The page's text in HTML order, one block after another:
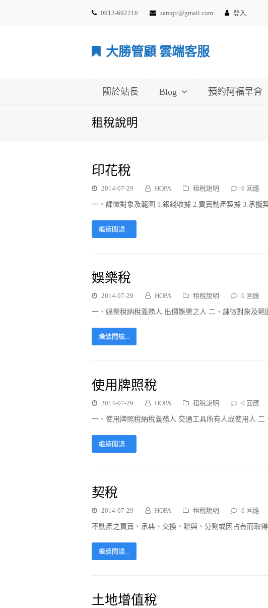
0913-692216 samqtt@gmail.com 登入
大勝管顧 雲端客服
關於站長 Blog 預約阿福早會
租稅說明
印花稅
2014-07-29 HOPA 租稅說明 0 回應
一、課徵對象及範圍 1.銀錢收據 2.買賣動產契據 3.承攬
繼續閱讀...
娛樂稅
2014-07-29 HOPA 租稅說明 0 回應
一、娛樂稅納稅義務人 出價娛樂之人 二、課徵對象及範
繼續閱讀...
使用牌照稅
2014-07-29 HOPA 租稅說明 0 回應
一、使用牌照稅納稅義務人 交通工具所有人或使用人
繼續閱讀...
契稅
2014-07-29 HOPA 租稅說明 0 回應
不動產之買賣、承典、交換、贈與、分割或因占有而取
繼續閱讀...
土地增值稅